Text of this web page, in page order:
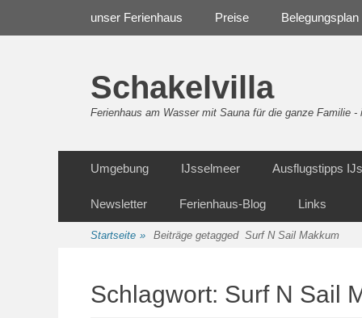
unser Ferienhaus Preise Belegungsplan
Schakelvilla
Ferienhaus am Wasser mit Sauna für die ganze Familie
Inhalt
Umgebung IJsselmeer Ausflugstipps
Newsletter Ferienhaus-Blog Links
Startseite » Beiträge getagged Surf N Sail Makkum
Schlagwort: Surf N Sail